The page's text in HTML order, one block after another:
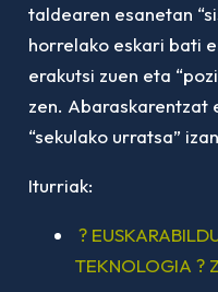
taldearen esanetan
horrelako eskari bati
erakutsi zuen eta
zen.
“sekulako urratsa”
Iturriak:
?
TEKNOLOGIA ?